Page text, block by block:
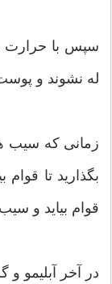
سپس با حرارت
له نشوند و پوست
زمانی که سیب
بگذارید تا
قوام بیاید و
در آخر آبلیمو و